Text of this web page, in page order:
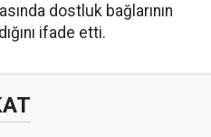
dostluk bağlarının
ifade etti.